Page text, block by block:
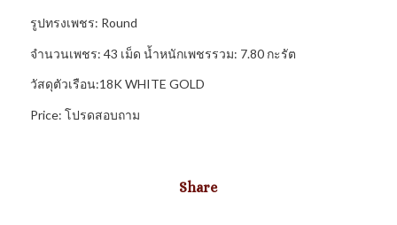
รูปทรงเพชร: Round
จำนวนเพชร: 43 เม็ด น้ำหนักเพชรรวม: 7.80 กะรัต
วัสดุตัวเรือน:18K WHITE GOLD
Price: โปรดสอบถาม
Share